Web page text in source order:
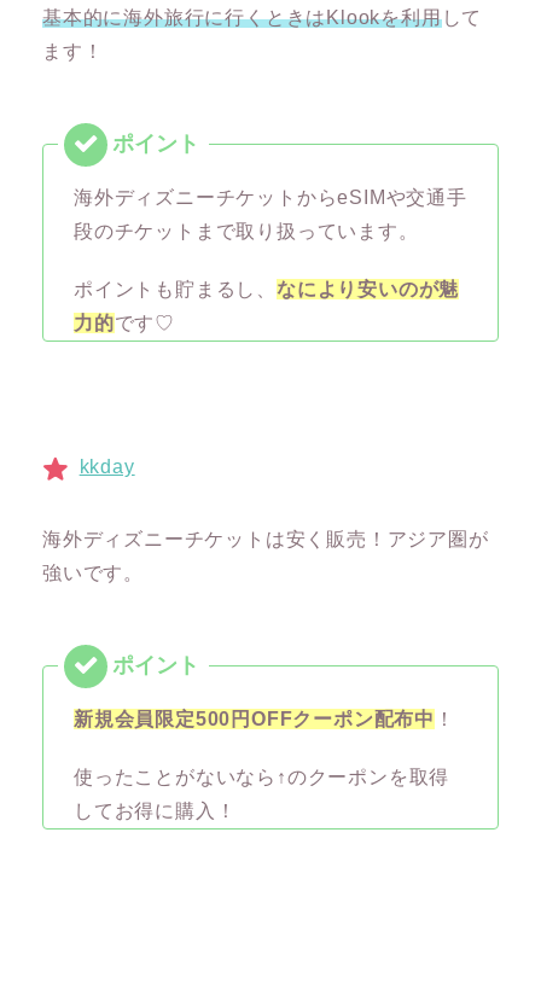
基本的に海外旅行に行くときはKlookを利用して
ます！
海外ディズニーチケットからeSIMや交通手
段のチケットまで取り扱っています。
ポイントも貯まるし、 なにより安いのが魅
力的です♡
kkday
海外ディズニーチケットは安く販売！アジア圏が
強いです。
新規会員限定500円OFFクーポン配布中 ！
使ったことがないなら↑のクーポンを取得
してお得に購入！